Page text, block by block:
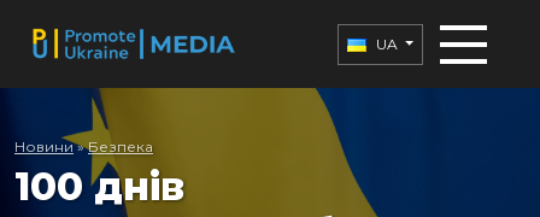
UA
Новини » Безпека
100 днів